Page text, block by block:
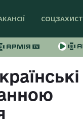
СОЦЗАХИСТ